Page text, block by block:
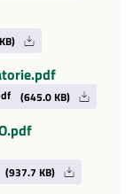
(645.0 KB)
(937.7 KB)